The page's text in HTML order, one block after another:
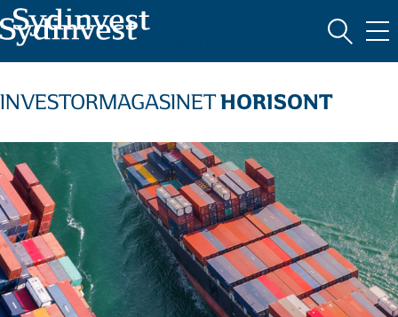
MARKEDSFØRINGSMATERIALE
INVESTORMAGASINETHORISONT